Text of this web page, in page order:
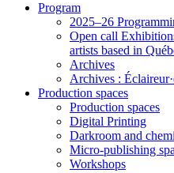
Program
2025–26
Open call
artists based in
Archives
Archives :
Production spaces
Production spaces
Digital Printing
Darkroom and
Micro-publishing
Workshops